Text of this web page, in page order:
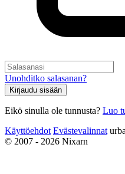
Unohditko salasanan?
Kirjaudu sisään
Eikö sinulla ole tunnusta? Luo
Käyttöehdot Evästevalinnat
© 2007 - 2026 Nixarn